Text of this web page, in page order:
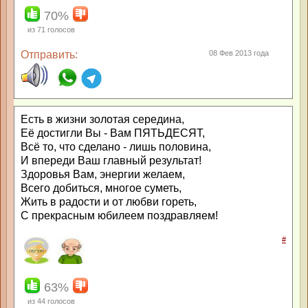
70%
из 71 голосов
Отправить: 08 Фев 2013 года
Есть в жизни золотая середина,
Её достигли Вы - Вам ПЯТЬДЕСЯТ,
Всё то, что сделано - лишь половина,
И впереди Ваш главный результат!
Здоровья Вам, энергии желаем,
Всего добиться, многое суметь,
Жить в радости и от любви гореть,
С прекрасным юбилеем поздравляем!
#
63%
из 44 голосов